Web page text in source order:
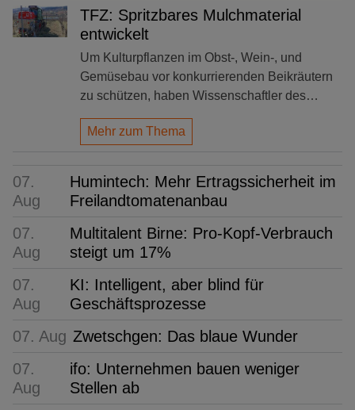
TFZ: Spritzbares Mulchmaterial
entwickelt
Um Kulturpflanzen im Obst-, Wein-, und
Gemüsebau vor konkurrierenden Beikräutern
zu schützen, haben Wissenschaftler des…
Mehr zum Thema
07.
Aug
Humintech: Mehr Ertragssicherheit im
Freilandtomatenanbau
07.
Aug
Multitalent Birne: Pro-Kopf-Verbrauch
steigt um 17%
07.
Aug
KI: Intelligent, aber blind für
Geschäftsprozesse
07. Aug Zwetschgen: Das blaue Wunder
07.
Aug
ifo: Unternehmen bauen weniger
Stellen ab